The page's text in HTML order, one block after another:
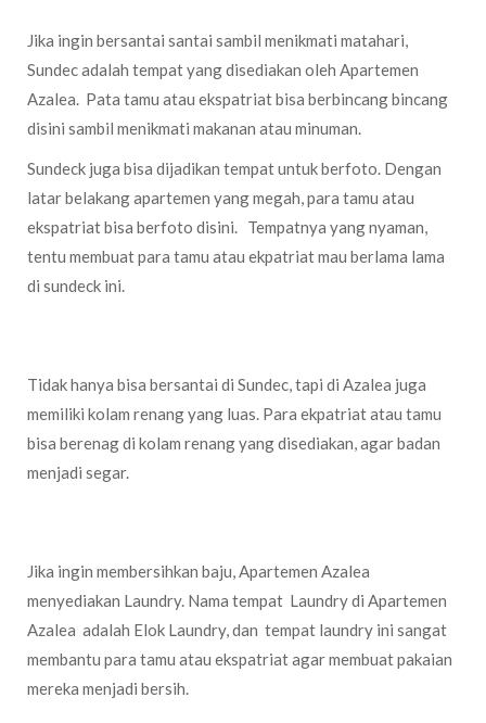
Jika ingin bersantai santai sambil menikmati matahari,
Sundec adalah tempat yang disediakan oleh Apartemen
Azalea. Pata tamu atau ekspatriat bisa berbincang bincang
disini sambil menikmati makanan atau minuman.
Sundeck juga bisa dijadikan tempat untuk berfoto. Dengan
latar belakang apartemen yang megah, para tamu atau
ekspatriat bisa berfoto disini. Tempatnya yang nyaman,
tentu membuat para tamu atau ekpatriat mau berlama lama
di sundeck ini.
Tidak hanya bisa bersantai di Sundec, tapi di Azalea juga
memiliki kolam renang yang luas. Para ekpatriat atau tamu
bisa berenag di kolam renang yang disediakan, agar badan
menjadi segar.
Jika ingin membersihkan baju, Apartemen Azalea
menyediakan Laundry. Nama tempat Laundry di Apartemen
Azalea adalah Elok Laundry, dan tempat laundry ini sangat
membantu para tamu atau ekspatriat agar membuat pakaian
mereka menjadi bersih.